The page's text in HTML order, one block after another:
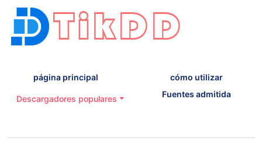
página principal cómo utilizar
Descargadores populares Fuentes admitida